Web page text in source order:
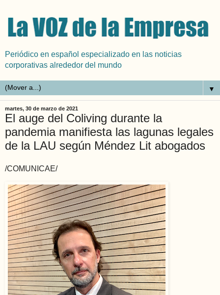
Periódico en español especializado en las noticias
corporativas alrededor del mundo
▼
martes, 30 de marzo de 2021
El auge del Coliving durante la
pandemia manifiesta las lagunas legales
de la LAU según Méndez Lit abogados
/COMUNICAE/